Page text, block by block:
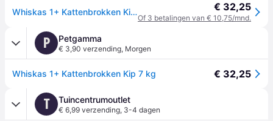
Whiskas 1+ Kattenbrokken Kip 7 kg € 32,25
Of 3 betalingen van € 10,75/mnd.
P Petgamma
€ 3,90 verzending, Morgen
Whiskas 1+ Kattenbrokken Kip 7 kg € 32,25
T Tuincentrumoutlet
€ 6,99 verzending, 3-4 dagen